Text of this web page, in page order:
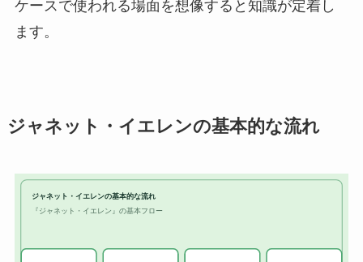
ケースで使われる場面を想像すると知識が定着し
ます。
ジャネット・イエレンの基本的な流れ
ジャネット・イエレンの基本的な流れ
『ジャネット・イエレン』の基本フロー